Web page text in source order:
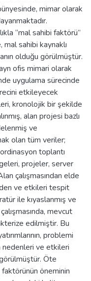
mimar olarak
“mal sahibi faktörü”
sahibi kaynaklı
olduğu görülmüştür.
ofis mimari olarak
uygulama sürecinde
etkileyecek
kronolojik bir şekilde
alan projesi bazlı
ve
olan tüm veriler;
toplantı
projeler, server
çalışmasından elde
ve etkileri tespit
ile kıyaslanmış ve
mevcut
edilmiştir. Bu
problemi
ve etkileri
Öte
faktörünün öneminin